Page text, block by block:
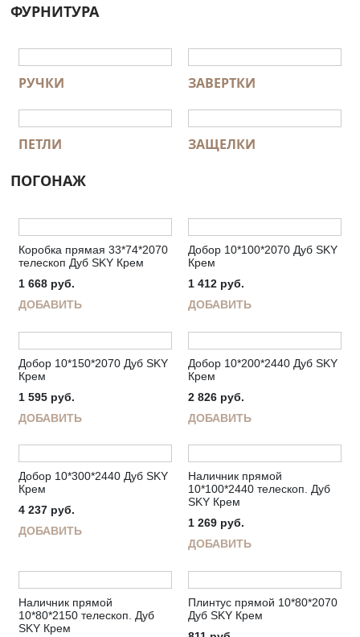
ФУРНИТУРА
РУЧКИ ЗАВЕРТКИ
ПЕТЛИ ЗАЩЕЛКИ
ПОГОНАЖ
Коробка прямая 33*74*2070
телескоп Дуб SKY Крем
1 668 руб.
ДОБАВИТЬ
Добор 10*100*2070 Дуб SKY
Крем
1 412 руб.
ДОБАВИТЬ
Добор 10*150*2070 Дуб SKY
Крем
1 595 руб.
ДОБАВИТЬ
Добор 10*200*2440 Дуб SKY
Крем
2 826 руб.
ДОБАВИТЬ
Добор 10*300*2440 Дуб SKY
Крем
4 237 руб.
ДОБАВИТЬ
Наличник прямой
10*100*2440 телескоп. Дуб
SKY Крем
1 269 руб.
ДОБАВИТЬ
Наличник прямой
10*80*2150 телескоп. Дуб
SKY Крем
Плинтус прямой 10*80*2070
Дуб SKY Крем